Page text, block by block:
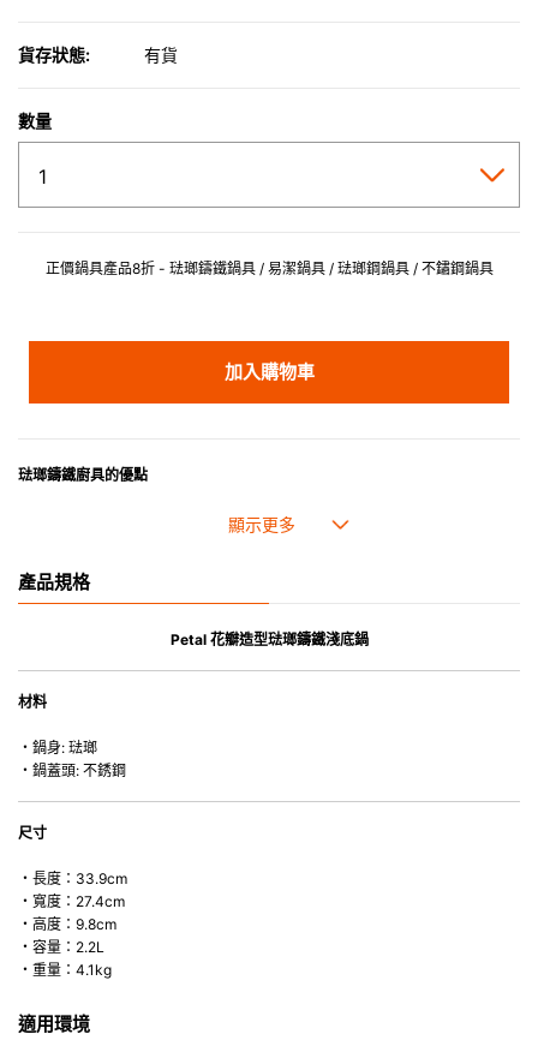
貨存狀態: 有貨
數量
正價鍋具產品8折 - 琺瑯鑄鐵鍋具 / 易潔鍋具 / 琺瑯鋼鍋具 / 不鏽鋼鍋具
加入購物車
琺瑯鑄鐵廚具的優點
• 琺瑯鑄鐵傳熱性均勻，不會產生過熱點。
• 重身的鍋蓋能有助防止蒸氣溜走,易於 保持食物的原汁原味。
• 琺瑯抗酸鹼，不會殘留氣味，安全衛生。
產品規格
Petal 花瓣造型琺瑯鑄鐵淺底鍋
材料
・鍋身: 琺瑯
・鍋蓋頭: 不銹鋼
尺寸
・長度：33.9cm
・寬度：27.4cm
・高度：9.8cm
・容量：2.2L
・重量：4.1kg
適用環境